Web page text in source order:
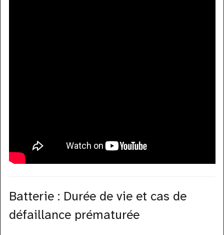
Batterie : Durée de vie et cas de
défaillance prématurée